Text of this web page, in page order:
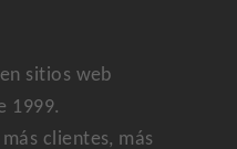
sitios web
1999.
clientes, más